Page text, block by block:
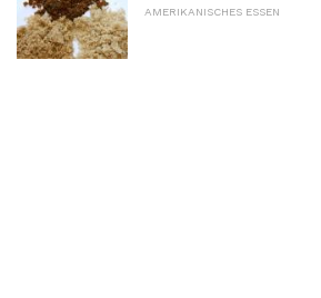
AMERIKANISCHES ESSEN